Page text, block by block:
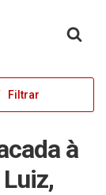
Filtrar
à